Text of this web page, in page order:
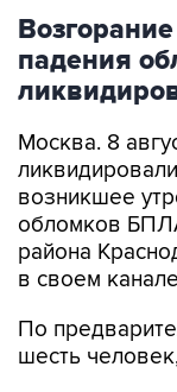
падения
Москва. 8
возникшее
обломков
района
в своем
По
шесть